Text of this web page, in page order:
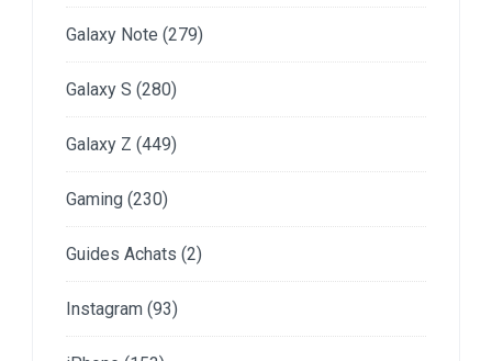
Galaxy Note (279)
Galaxy S (280)
Galaxy Z (449)
Gaming (230)
Guides Achats (2)
Instagram (93)